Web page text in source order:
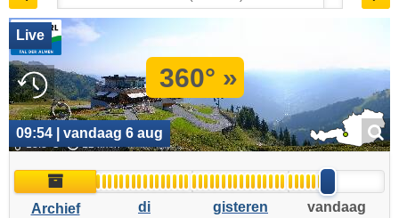
13.8°C 12 km/h
360° »
Live
09:54 | vandaag 6 aug
Archief
Archief
di
gisteren
vandaag